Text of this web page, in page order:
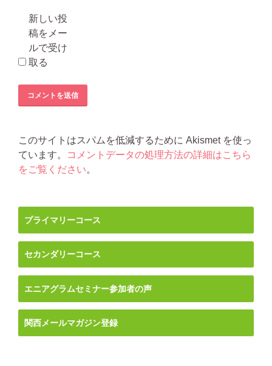
新しい投
稿をメー
ルで受け
取る
このサイトはスパムを低減するために Akismet を使っ
ています。 コメントデータの処理方法の詳細はこちら
をご覧ください。
プライマリーコース
セカンダリーコース
エニアグラムセミナー参加者の声
関西メールマガジン登録